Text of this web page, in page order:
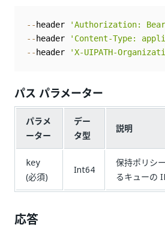
-- header 'Authorization:
-- header 'Content-Type:
-- header 'X-UIPATH-
パス パラメーター
パラメ
ーター
デー
タ型
説明
key
(必須)
Int64
保持ポリシ
るキューの
応答